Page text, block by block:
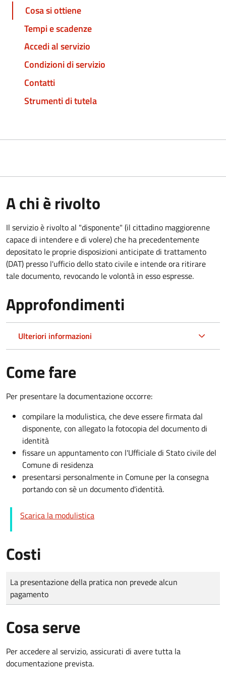
Cosa si ottiene
Tempi e scadenze
Accedi al servizio
Condizioni di servizio
Contatti
Strumenti di tutela
A chi è rivolto
Il servizio è rivolto al "disponente" (il cittadino maggiorenne
capace di intendere e di volere) che ha precedentemente
depositato le proprie disposizioni anticipate di trattamento
(DAT) presso l'ufficio dello stato civile e intende ora ritirare
tale documento, revocando le volontà in esso espresse.
Approfondimenti
Ulteriori informazioni
Come fare
Per presentare la documentazione occorre:
compilare la modulistica, che deve essere firmata dal
disponente, con allegato la fotocopia del documento di
identità
fissare un appuntamento con l'Ufficiale di Stato civile del
Comune di residenza
presentarsi personalmente in Comune per la consegna
portando con sè un documento d'identità.
Scarica la modulistica
Costi
Tipo di pagamento
Importo
La presentazione della pratica non prevede alcun
pagamento
Cosa serve
Per accedere al servizio, assicurati di avere tutta la
documentazione prevista.